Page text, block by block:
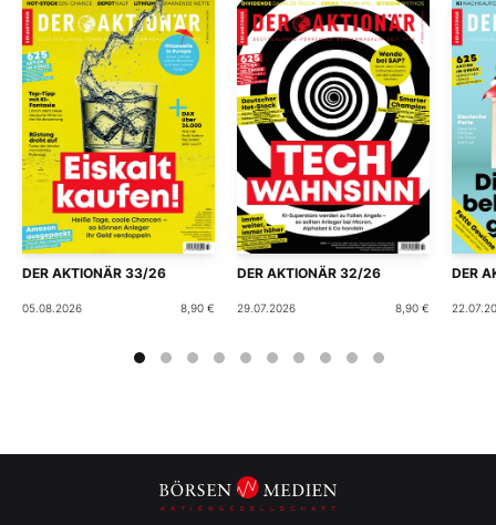
DER AKTIONÄR 33/26
05.08.2026 8,90 €
DER AKTIONÄR 32/26
29.07.2026 8,90 €
DER